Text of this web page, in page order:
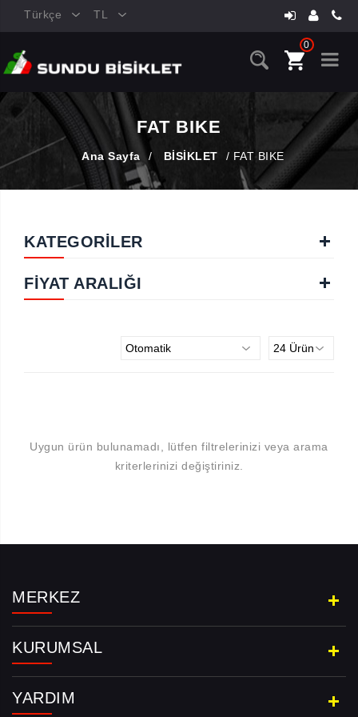
Türkçe TL
0
FAT BIKE
Ana Sayfa / BİSİKLET / FAT BIKE
KATEGORİLER
FIYAT ARALIĞI
Uygun ürün bulunamadı, lütfen filtrelerinizi veya arama
kriterlerinizi değiştiriniz.
MERKEZ
KURUMSAL
YARDIM